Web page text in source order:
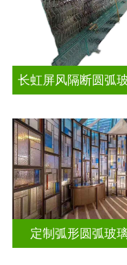
长虹屏风隔断圆弧
定制弧形圆弧玻